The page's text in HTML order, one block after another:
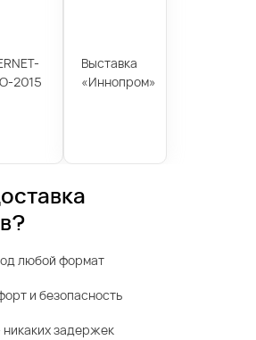
2015
Выставка
«Иннопром»
любой формат
и безопасность
задержек